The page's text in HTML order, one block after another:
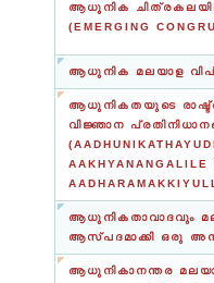
ആധുനിക
(EMERGING
ആധുനിക മലയാള
ആധുനികതയുടെ
വിജ്ഞാന
AAKHYANANGALILE
ആധുനികതാവാദവും
ആസ്പദമാക്കി ഒരു
ആധുനികാനന്തര